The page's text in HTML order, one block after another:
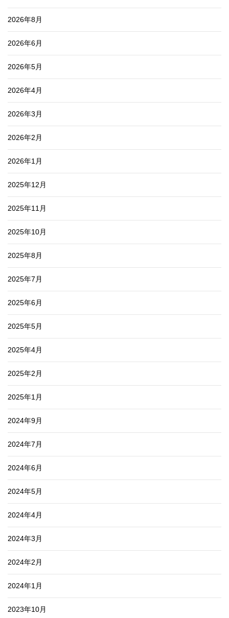
2026年8月
2026年6月
2026年5月
2026年4月
2026年3月
2026年2月
2026年1月
2025年12月
2025年11月
2025年10月
2025年8月
2025年7月
2025年6月
2025年5月
2025年4月
2025年2月
2025年1月
2024年9月
2024年7月
2024年6月
2024年5月
2024年4月
2024年3月
2024年2月
2024年1月
2023年10月